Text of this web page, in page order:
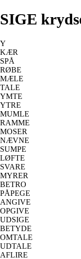
SIGE
Y
KÆR
SPÅ
RØBE
MÆLE
TALE
YMTE
YTRE
MUMLE
RAMME
MOSER
NÆVNE
SUMPE
LØFTE
SVARE
MYRER
BETRO
PÅPEGE
ANGIVE
OPGIVE
UDSIGE
BETYDE
OMTALE
UDTALE
AFLIRE